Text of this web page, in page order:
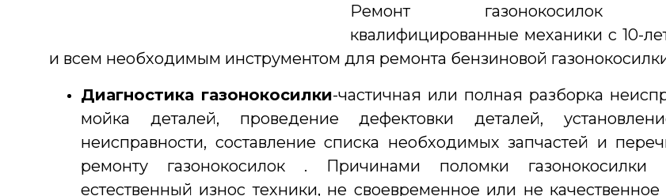
Ремонт газонокосилок
квалифицированные механики с 10-
и всем необходимым инструментом для ремонта бензиновой
Диагностика газонокосилки-частичная или полная разборка
мойка деталей, проведение дефектовки деталей,
неисправности, составление списка необходимых запчастей и
ремонту газонокосилок . Причинами поломки газонокосилки
естественный износ техники, не своевременное или не качественное